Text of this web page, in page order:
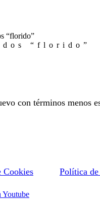
“florido”
“florido”
con términos menos
Cookies Política
Youtube